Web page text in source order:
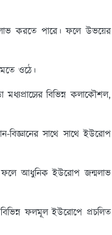
লাভ করতে পারে। ফলে উভয়ের
ওঠে।
বিভিন্ন কলাকৌশল,
বিজ্ঞানের সাথে সাথে ইউরোপ
ফলে আধুনিক ইউরোপ জন্মলাভ
ফলমূল ইউরোপে প্রচলিত